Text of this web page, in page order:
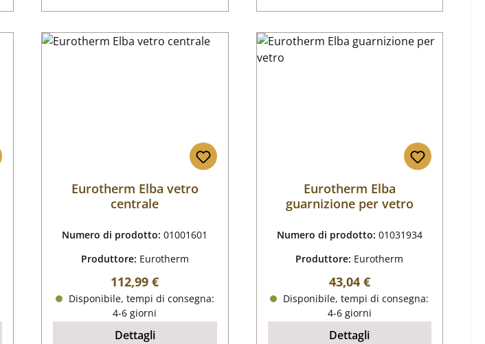
Eurotherm Elba vetro
centrale
Numero di prodotto:01001601
Produttore: Eurotherm
Prezzo normale:
112,99 €
Disponibile, tempi di consegna:
4-6 giorni
Dettagli
Eurotherm Elba
guarnizione per vetro
Numero di prodotto: 01031934
Produttore: Eurotherm
Prezzo normale:
43,04 €
Disponibile, tempi di consegna:
4-6 giorni
Dettagli